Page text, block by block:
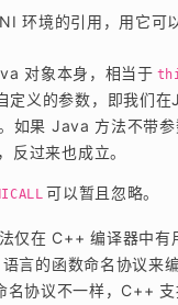
环境的引用，用它可
对象本身，相当于
定义的参数，即我们
如果 Java 方法不带
反过来也成立。
可以暂且忽略。
仅在 C++ 编译器中有
言的函数命名协议来
名协议不一样，C++